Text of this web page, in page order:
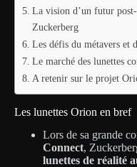
La vision d’un futur
Zuckerberg
Les défis du métavers et
Le marché des lunettes
A retenir sur le projet
Les lunettes Orion en bref
Lors de sa grande
Connect,
lunettes de réalité